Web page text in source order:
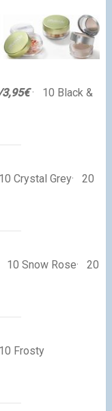
·
10 Black &
10 Crystal Grey·
20
10 Snow Rose·
20
10 Frosty